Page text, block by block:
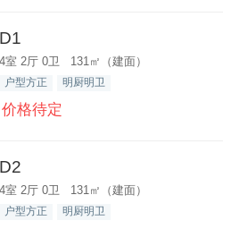
D1
4室 2厅 0卫 131㎡（建面）
户型方正 明厨明卫
价格待定
D2
4室 2厅 0卫 131㎡（建面）
户型方正 明厨明卫